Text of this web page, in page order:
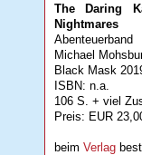
The Daring
Nightmares
Abenteuerband
Michael
Black Mask
ISBN: n.a.
106 S. + viel
Preis: EUR
beimVerlag